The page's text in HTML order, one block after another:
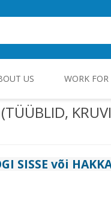
US WORK FOR
SISSE või